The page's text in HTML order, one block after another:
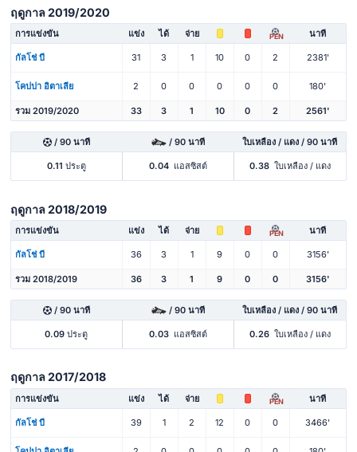
ฤดูกาล 2019/2020
การแข่งขัน แข่ง ได้ จ่าย PEN นาที
กัลโช่ บี 31 3 1 10 0 2 2381'
โคปปา อิตาเลีย 2 0 0 0 0 0 180'
รวม 2019/2020 33 3 1 10 0 2 2561'
/ 90 นาที / 90 นาที ใบเหลือง / แดง / 90 นาที
0.11 ประตู 0.04 แอสซิสต์ 0.38 ใบเหลือง / แดง
ฤดูกาล 2018/2019
การแข่งขัน แข่ง ได้ จ่าย PEN นาที
กัลโช่ บี 36 3 1 9 0 0 3156'
รวม 2018/2019 36 3 1 9 0 0 3156'
/ 90 นาที / 90 นาที ใบเหลือง / แดง / 90 นาที
0.09 ประตู 0.03 แอสซิสต์ 0.26 ใบเหลือง / แดง
ฤดูกาล 2017/2018
การแข่งขัน แข่ง ได้ จ่าย PEN นาที
กัลโช่ บี 39 1 2 12 0 0 3466'